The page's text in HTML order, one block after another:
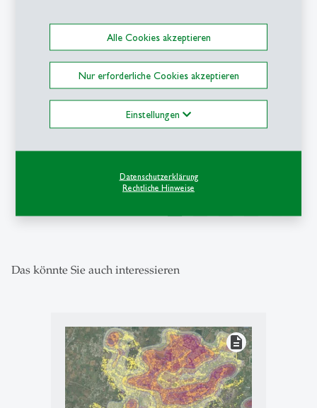
Alle Cookies akzeptieren
Nur erforderliche Cookies akzeptieren
Einstellungen
Datenschutzerklärung
Rechtliche Hinweise
Kowatsch
Das könnte Sie auch interessieren
description